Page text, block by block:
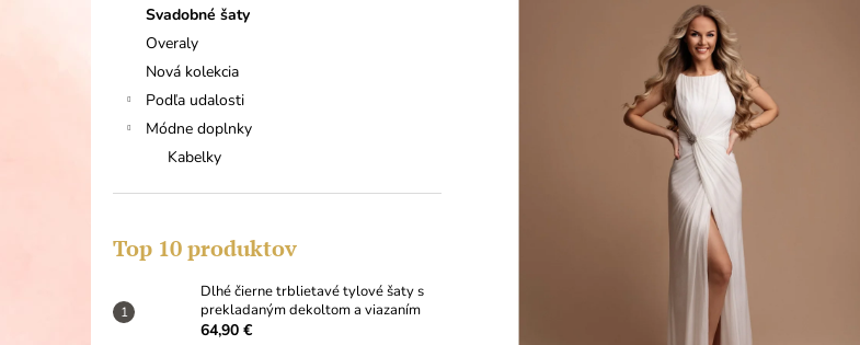
Svadobné šaty
Overaly
Nová kolekcia
Podľa udalosti
Módne doplnky
Kabelky
Top 10 produktov
Dlhé čierne trblietavé tylové šaty s
prekladaným dekoltom a viazaním
64,90 €
Odporúčame
DLHÉ ČIERNE TRBLIETAVÉ TYLOVÉ
ŠATY S PREKLADANÝM DEKOLTOM A
VIAZANÍM
64,90 €
KRÁTKE TYRKYSOVÉ METALICKÉ ŠATY
S ODHALENÝM CHRBTOM A